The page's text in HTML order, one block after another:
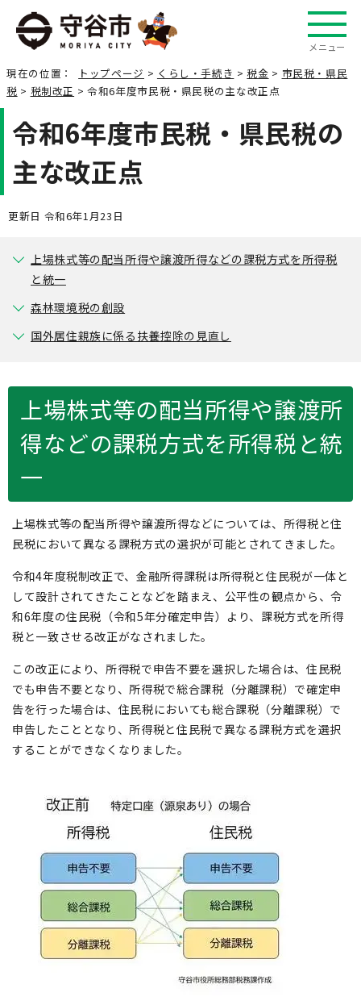
メニュー
現在の位置： トップページ > くらし・手続き >税金 > 市民税・県民
税 > 税制改正 > 令和6年度市民税・県民税の主な改正点
令和6年度市民税・県民税の
主な改正点
更新日 令和6年1月23日
上場株式等の配当所得や譲渡所得などの課税方式を所得税
と統一
森林環境税の創設
国外居住親族に係る扶養控除の見直し
上場株式等の配当所得や譲渡所
得などの課税方式を所得税と統
一
上場株式等の配当所得や譲渡所得などについては、所得税と住
民税において異なる課税方式の選択が可能とされてきました。
令和4年度税制改正で、金融所得課税は所得税と住民税が一体と
して設計されてきたことなどを踏まえ、公平性の観点から、令
和6年度の住民税（令和5年分確定申告）より、課税方式を所得
税と一致させる改正がなされました。
この改正により、所得税で申告不要を選択した場合は、住民税
でも申告不要となり、所得税で総合課税（分離課税）で確定申
告を行った場合は、住民税においても総合課税（分離課税）で
申告したこととなり、所得税と住民税で異なる課税方式を選択
することができなくなりました。